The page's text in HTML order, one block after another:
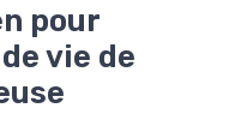
pour
vie de